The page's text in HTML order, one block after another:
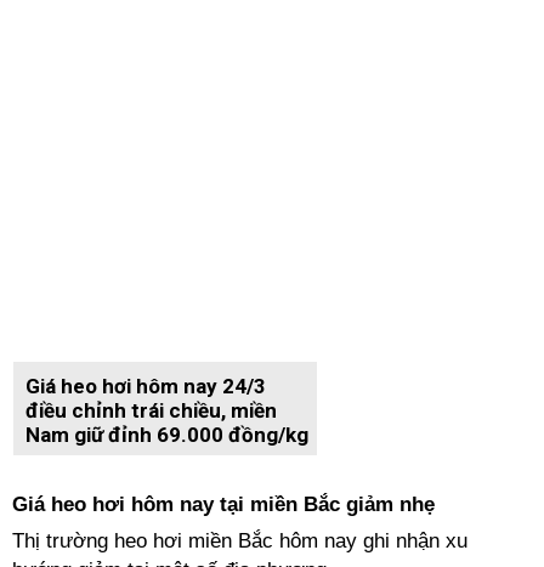
Giá heo hơi hôm nay 24/3
điều chỉnh trái chiều, miền
Nam giữ đỉnh 69.000 đồng/kg
Giá heo hơi hôm nay tại miền Bắc giảm nhẹ
Thị trường heo hơi miền Bắc hôm nay ghi nhận xu